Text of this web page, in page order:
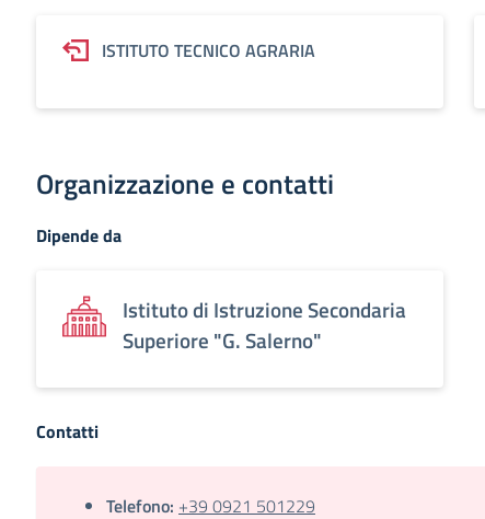
ISTITUTO TECNICO AGRARIA
Organizzazione e contatti
Dipende da
Istituto di Istruzione Secondaria
Superiore "G. Salerno"
Contatti
Telefono: +39 0921 501229